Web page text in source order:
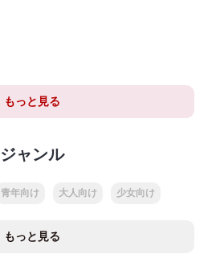
もっと見る
ジャンル
青年向け 大人向け 少女向け
もっと見る